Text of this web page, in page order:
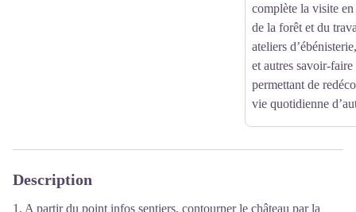
complète la visite
de la forêt et du
ateliers
et autres savoir-
permettant de
vie quotidienne
Description
1. A partir du point infos sentiers, contourner le château par la